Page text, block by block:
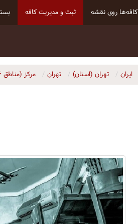
کافه‌ها روی نقشه ثبت و مدیریت کافه
ایران تهران (استان) تهران مرکز (مناطق ۶، ۷، ۱۰، ۱۱ و ۱۲)